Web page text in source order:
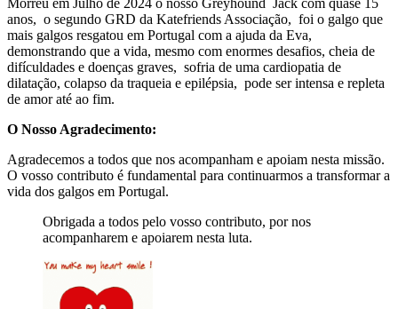
anos, o segundo GRD da Katefriends Associação, foi o galgo que
mais galgos resgatou em Portugal com a ajuda da Eva,
demonstrando que a vida, mesmo com enormes desafios, cheia de
difículdades e doenças graves, sofria de uma cardiopatia de
dilatação, colapso da traqueia e epilépsia, pode ser intensa e repleta
de amor até ao fim.
O Nosso Agradecimento:
Agradecemos a todos que nos acompanham e apoiam nesta missão.
O vosso contributo é fundamental para continuarmos a transformar a
vida dos galgos em Portugal.
Obrigada a todos pelo vosso contributo, por nos
acompanharem e apoiarem nesta luta.